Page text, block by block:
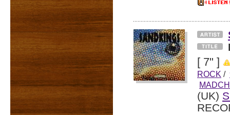
[ 7" ]
ROCK /
(UK)